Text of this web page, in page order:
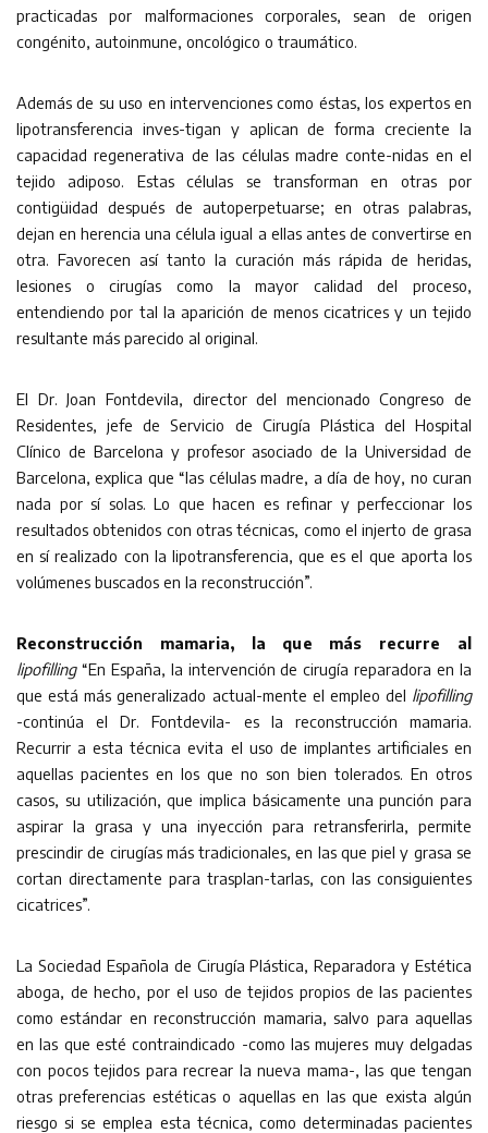
practicadas por malformaciones corporales, sean de origen
congénito, autoinmune, oncológico o traumático.
Además de su uso en intervenciones como éstas, los expertos en
lipotransferencia inves-tigan y aplican de forma creciente la
capacidad regenerativa de las células madre conte-nidas en el
tejido adiposo. Estas células se transforman en otras por
contigüidad después de autoperpetuarse; en otras palabras,
dejan en herencia una célula igual a ellas antes de convertirse en
otra. Favorecen así tanto la curación más rápida de heridas,
lesiones o cirugías como la mayor calidad del proceso,
entendiendo por tal la aparición de menos cicatrices y un tejido
resultante más parecido al original.
El Dr. Joan Fontdevila, director del mencionado Congreso de
Residentes, jefe de Servicio de Cirugía Plástica del Hospital
Clínico de Barcelona y profesor asociado de la Universidad de
Barcelona, explica que “las células madre, a día de hoy, no curan
nada por sí solas. Lo que hacen es refinar y perfeccionar los
resultados obtenidos con otras técnicas, como el injerto de grasa
en sí realizado con la lipotransferencia, que es el que aporta los
volúmenes buscados en la reconstrucción”.
Reconstrucción mamaria, la que más recurre al
lipofilling “En España, la intervención de cirugía reparadora en la
que está más generalizado actual-mente el empleo del lipofilling
-continúa el Dr. Fontdevila- es la reconstrucción mamaria.
Recurrir a esta técnica evita el uso de implantes artificiales en
aquellas pacientes en los que no son bien tolerados. En otros
casos, su utilización, que implica básicamente una punción para
aspirar la grasa y una inyección para retransferirla, permite
prescindir de cirugías más tradicionales, en las que piel y grasa se
cortan directamente para trasplan-tarlas, con las consiguientes
cicatrices”.
La Sociedad Española de Cirugía Plástica, Reparadora y Estética
aboga, de hecho, por el uso de tejidos propios de las pacientes
como estándar en reconstrucción mamaria, salvo para aquellas
en las que esté contraindicado -como las mujeres muy delgadas
con pocos tejidos para recrear la nueva mama-, las que tengan
otras preferencias estéticas o aquellas en las que exista algún
riesgo si se emplea esta técnica, como determinadas pacientes